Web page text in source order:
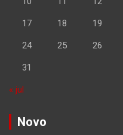
17 18 19
24 25 26
31
« jul
Novo